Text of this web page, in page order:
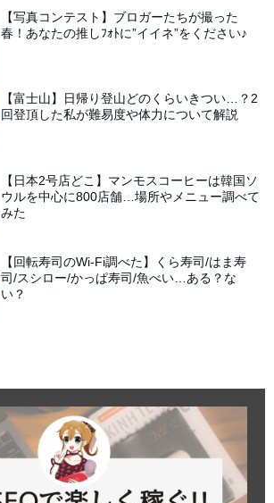
【写真コンテスト】ブロガーたちが撮った
春！あなたの推しﾌｫﾄに”イイネ”をください♪
【富士山】日帰り登山どのくらいきつい…？2
回登頂した私が難易度や体力について解説
【日本2号店どこ】マンモスコーヒーは韓国ソ
ウルを中心に800店舗…場所やメニュー調べて
みた
【回転寿司のWi-Fi調べた】くら寿司/はま寿
司/スシロー/かっぱ寿司/魚べい…ある？な
い？